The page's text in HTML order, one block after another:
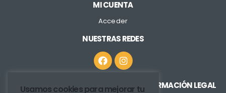
MI CUENTA
Acceder
NUESTRAS REDES
INFORMACIÓN LEGAL
Usamos cookies para mejorar tu